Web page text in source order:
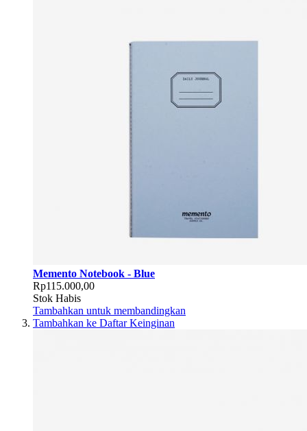
Memento Notebook - Blue
Rp115.000,00
Stok Habis
Tambahkan untuk membandingkan
Tambahkan ke Daftar Keinginan